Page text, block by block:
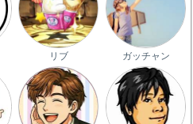
リブ ガッチャン